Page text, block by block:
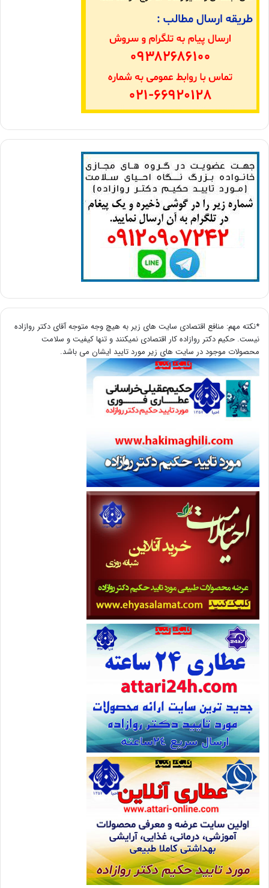
*نکته مهم: منافع اقتصادی سایت های زیر به هیچ وجه متوجه آقای دکتر روازاده
نیست. حکیم دکتر روازاده کار اقتصادی نمیکنند و تنها کیفیت و سلامت
محصولات موجود در سایت های زیر مورد تایید ایشان می باشد.